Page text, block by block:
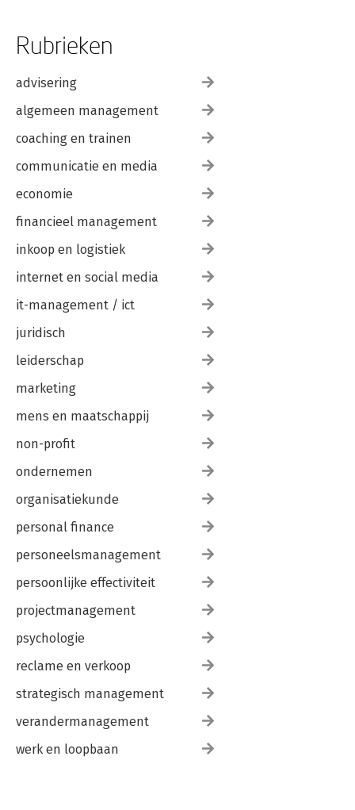
Rubrieken
advisering
algemeen management
coaching en trainen
communicatie en media
economie
financieel management
inkoop en logistiek
internet en social media
it-management / ict
juridisch
leiderschap
marketing
mens en maatschappij
non-profit
ondernemen
organisatiekunde
personal finance
personeelsmanagement
persoonlijke effectiviteit
projectmanagement
psychologie
reclame en verkoop
strategisch management
verandermanagement
werk en loopbaan